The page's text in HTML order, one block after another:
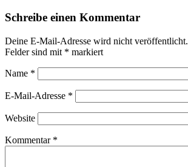
Schreibe einen Kommentar
Deine E-Mail-Adresse wird nicht veröffentlicht.
Felder sind mit * markiert
Name *
E-Mail-Adresse *
Website
Kommentar *